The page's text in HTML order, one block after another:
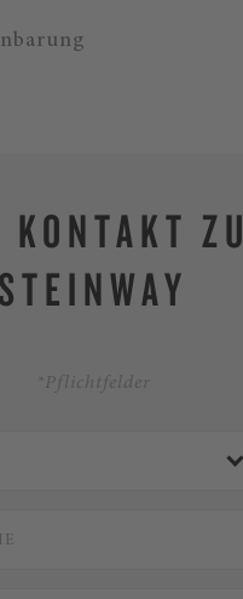
ZU
STEINWAY
*Pflichtfelder